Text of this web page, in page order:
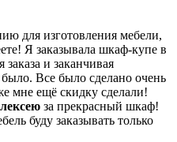
для изготовления мебели,
Я заказывала шкаф-купе в
и заканчивая
Все было сделано очень
мне ещё скидку сделали!
за прекрасный шкаф!
буду заказывать только